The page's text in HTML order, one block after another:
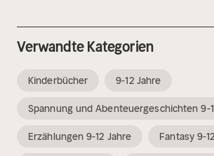
Verwandte Kategorien
Kinderbücher 9-12 Jahre
Spannung und Abenteuergeschichten 9-
Erzählungen 9-12 Jahre Fantasy 9-